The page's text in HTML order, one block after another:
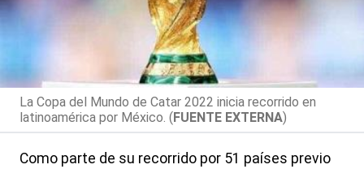
La Copa del Mundo de Catar 2022 inicia recorrido en
latinoamérica por México. (FUENTE EXTERNA)
Como parte de su recorrido por 51 países previo